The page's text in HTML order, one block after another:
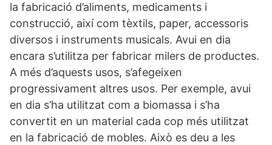
la fabricació d’aliments, medicaments i
construcció, així com tèxtils, paper, accessoris
diversos i instruments musicals. Avui en dia
encara s’utilitza per fabricar milers de productes.
A més d’aquests usos, s’afegeixen
progressivament altres usos. Per exemple, avui
en dia s’ha utilitzat com a biomassa i s’ha
convertit en un material cada cop més utilitzat
en la fabricació de mobles. Això es deu a les